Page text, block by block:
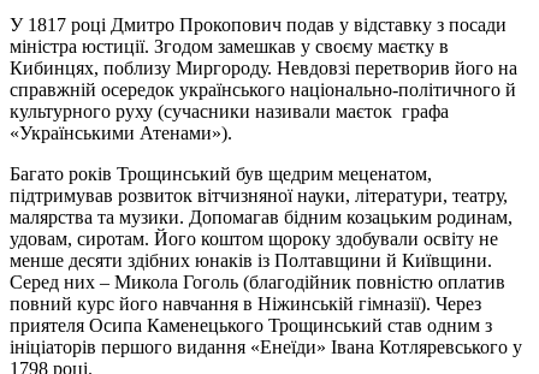
У 1817 році Дмитро Прокопович подав у відставку з посади
міністра юстиції. Згодом замешкав у своєму маєтку в
Кибинцях, поблизу Миргороду. Невдовзі перетворив його на
справжній осередок українського національно-політичного й
культурного руху (сучасники називали маєток графа
«Українськими Атенами»).
Багато років Трощинський був щедрим меценатом,
підтримував розвиток вітчизняної науки, літератури, театру,
малярства та музики. Допомагав бідним козацьким родинам,
удовам, сиротам. Його коштом щороку здобували освіту не
менше десяти здібних юнаків із Полтавщини й Київщини.
Серед них – Микола Гоголь (благодійник повністю оплатив
повний курс його навчання в Ніжинській гімназії). Через
приятеля Осипа Каменецького Трощинський став одним з
ініціаторів першого видання «Енеїди» Івана Котляревського у
1798 році.